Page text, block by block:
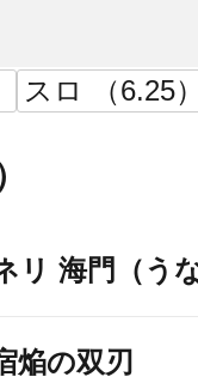
スロ （6.25
リ 海門（う
焔の双刃